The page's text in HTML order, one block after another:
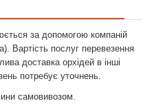
за допомогою компаній
Вартість послуг перевезення
доставка орхідей в інші
потребує уточнень.
самовивозом.